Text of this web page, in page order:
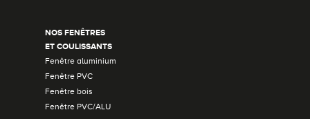
NOS FENÊTRES
ET COULISSANTS
Fenêtre aluminium
Fenêtre PVC
Fenêtre bois
Fenêtre PVC/ALU